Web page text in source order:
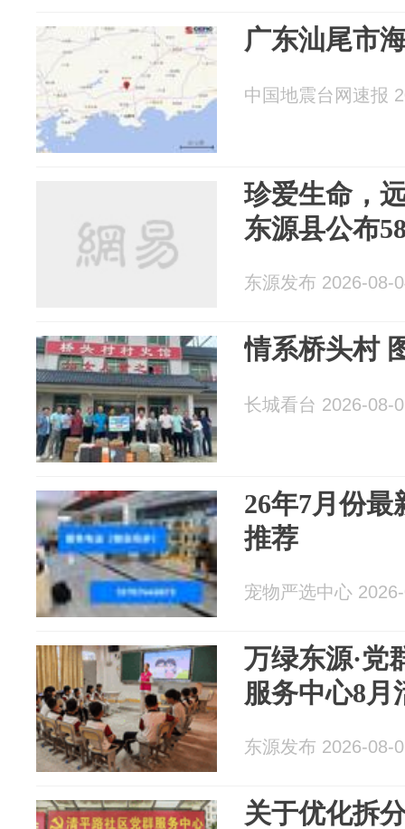
广东汕尾市
中国地震台网速报
珍爱生命，
东源县公布
东源发布 2026-08-
情系桥头村
长城看台 2026-08-
26年7月份
推荐
宠物严选中心
万绿东源·党
服务中心8月
东源发布 2026-08-
关于优化拆